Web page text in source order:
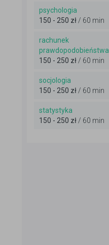
psychologia
150 - 250 zł / 60 min
rachunek
prawdopodobieństwa
150 - 250 zł / 60 min
socjologia
150 - 250 zł / 60 min
statystyka
150 - 250 zł / 60 min